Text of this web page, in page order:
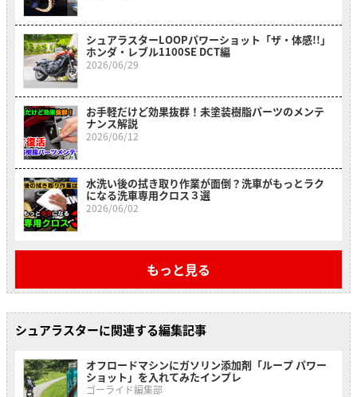
シュアラスターLOOPパワーショット「ザ・体感!!」
ホンダ・レブル1100SE DCT編
2026/06/29
お手軽だけど効果抜群！未塗装樹脂パーツのメンテ
ナンス解説
2026/06/12
水洗い後の拭き取り作業が面倒？洗車がもっとラク
になる洗車専用クロス３選
2026/06/02
もっと見る
シュアラスターに関連する編集記事
オフロードマシンにガソリン添加剤「ループ パワー
ショット」を入れてみたインプレ
ゴーライド編集部